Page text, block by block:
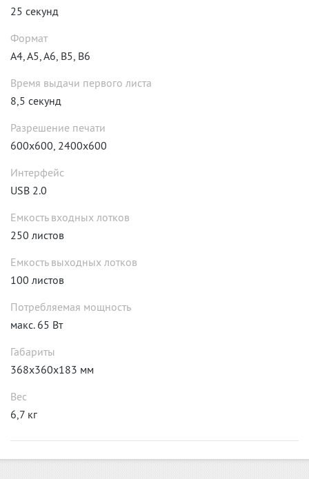
25 секунд
Формат
A4, A5, A6, B5, B6
Время выдачи первого листа
8,5 секунд
Разрешение печати
600x600, 2400x600
Интерфейс
USB 2.0
Емкость входных лотков
250 листов
Емкость выходных лотков
100 листов
Потребляемая мощность
макс. 65 Вт
Габариты
368x360x183 мм
Вес
6,7 кг